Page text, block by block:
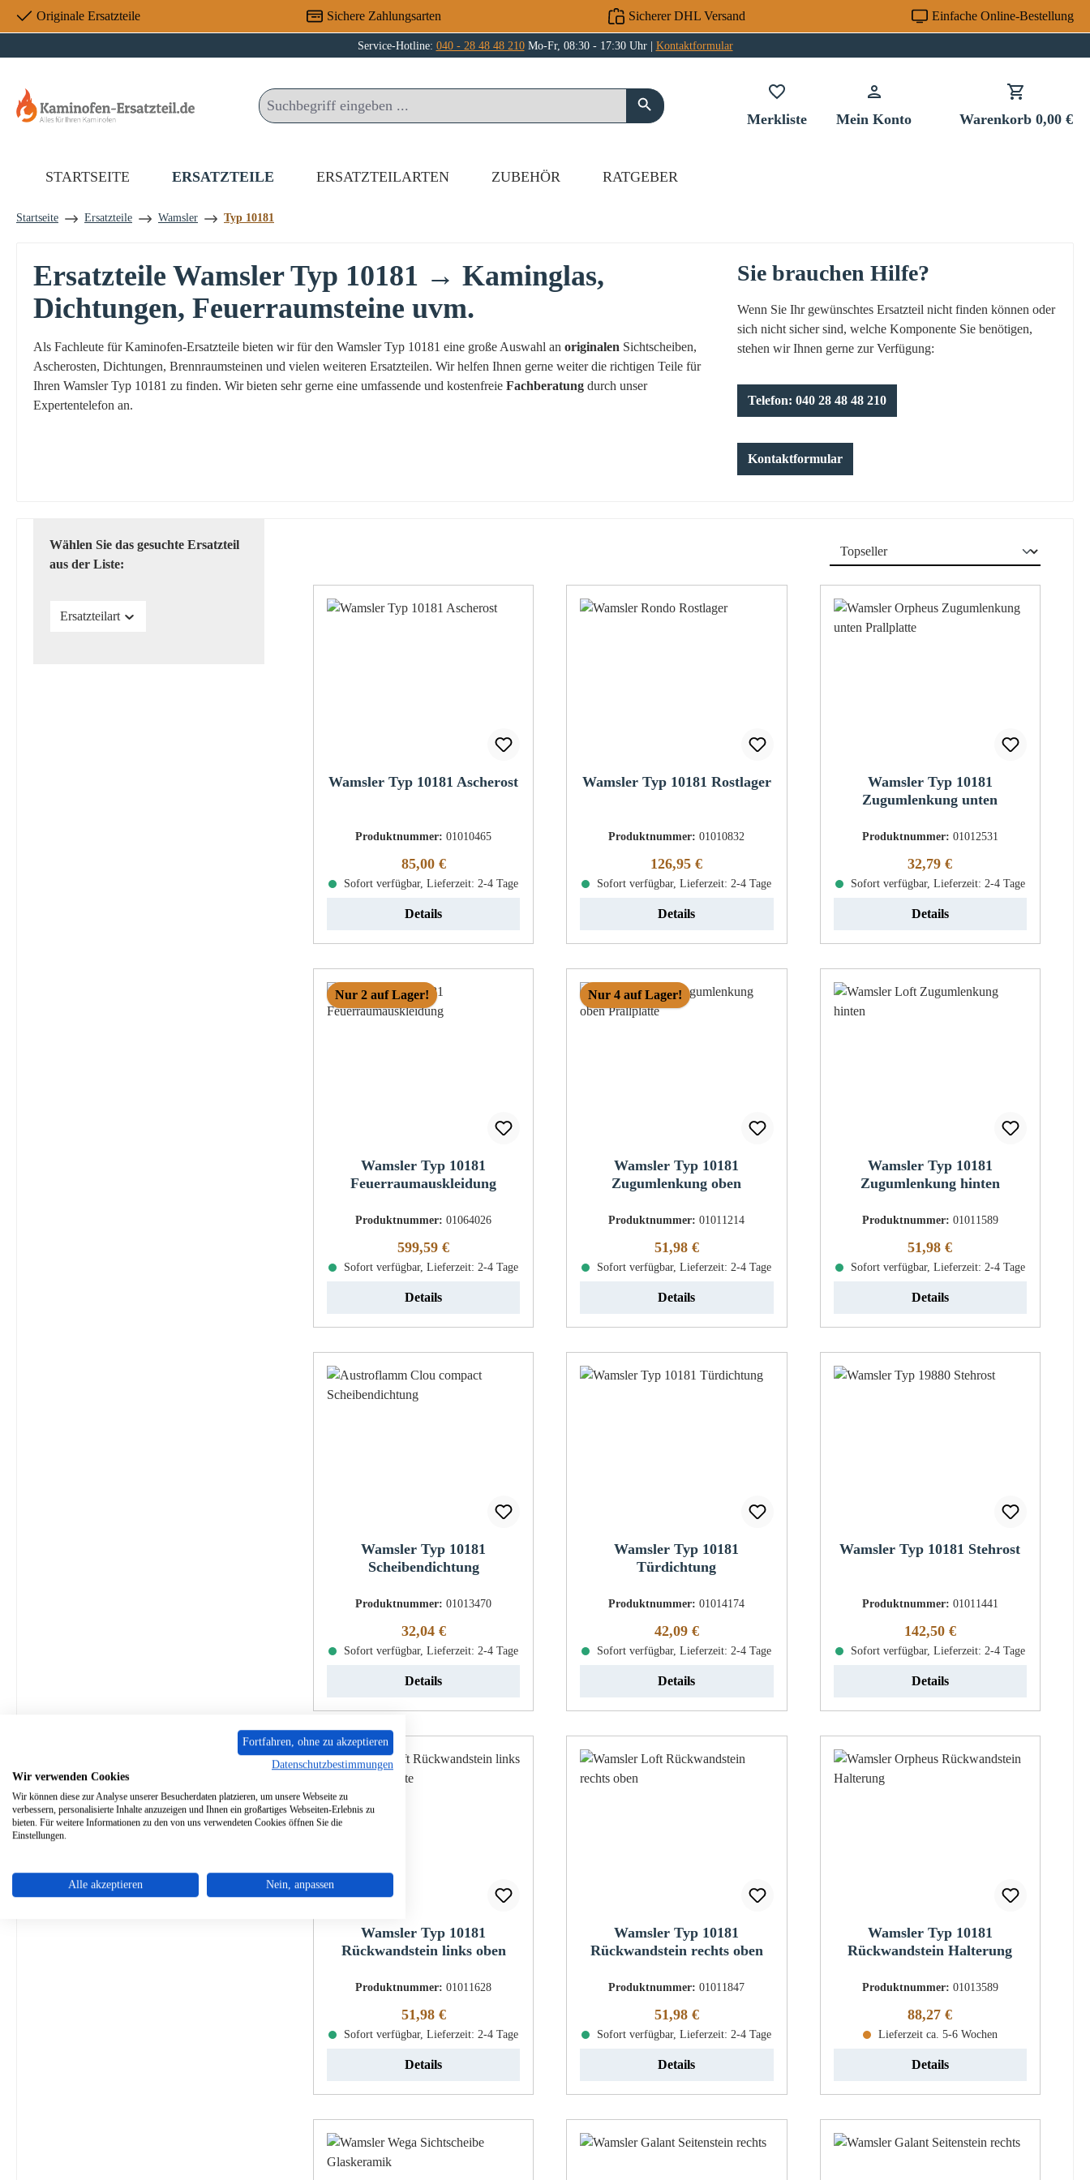
Hauptinhalt springen
Zur Suche springen
Zur Hauptnavigation springen
Originale Ersatzteile Sichere Zahlungsarten Sicherer DHL Versand Einfache Online-Bestellung
Service-Hotline: 040 - 28 48 48 210Mo-Fr, 08:30 - 17:30 Uhr | Kontaktformular
MerklisteDu hast 0 Produkte auf dem Merkzettel
Mein Konto Warenkorb 0,00 €
STARTSEITE ERSATZTEILE ERSATZTEILARTEN ZUBEHÖR RATGEBER
Startseite Ersatzteile Wamsler Typ 10181
Ersatzteile Wamsler Typ 10181 → Kaminglas,
Dichtungen, Feuerraumsteine uvm.
Als Fachleute für Kaminofen-Ersatzteile bieten wir für den Wamsler Typ 10181 eine große Auswahl an originalen Sichtscheiben,
Ascherosten, Dichtungen, Brennraumsteinen und vielen weiteren Ersatzteilen. Wir helfen Ihnen gerne weiter die richtigen Teile für
Ihren Wamsler Typ 10181 zu finden. Wir bieten sehr gerne eine umfassende und kostenfreie Fachberatung durch unser
Expertentelefon an.
Sie brauchen Hilfe?
Wenn Sie Ihr gewünschtes Ersatzteil nicht finden können oder
sich nicht sicher sind, welche Komponente Sie benötigen,
stehen wir Ihnen gerne zur Verfügung:
Telefon: 040 28 48 48 210
Kontaktformular
Wählen Sie das gesuchte Ersatzteil
aus der Liste:
Ersatzteilart
Wamsler Typ 10181 Ascherost
Produktnummer:01010465
Regulärer Preis:
85,00 €
Sofort verfügbar, Lieferzeit: 2-4 Tage
Details
Wamsler Typ 10181 Rostlager
Produktnummer:01010832
Regulärer Preis:
126,95 €
Sofort verfügbar, Lieferzeit: 2-4 Tage
Details
Wamsler Typ 10181
Zugumlenkung unten
Produktnummer: 01012531
Regulärer Preis:
32,79 €
Sofort verfügbar, Lieferzeit: 2-4 Tage
Details
Nur 2 auf Lager!
Wamsler Typ 10181
Feuerraumauskleidung
Produktnummer:01064026
Regulärer Preis:
599,59 €
Sofort verfügbar, Lieferzeit: 2-4 Tage
Details
Nur 4 auf Lager!
Wamsler Typ 10181
Zugumlenkung oben
Produktnummer:01011214
Regulärer Preis:
51,98 €
Sofort verfügbar, Lieferzeit: 2-4 Tage
Details
Wamsler Typ 10181
Zugumlenkung hinten
Produktnummer: 01011589
Regulärer Preis:
51,98 €
Sofort verfügbar, Lieferzeit: 2-4 Tage
Details
Wamsler Typ 10181
Scheibendichtung
Produktnummer:01013470
Regulärer Preis:
32,04 €
Sofort verfügbar, Lieferzeit: 2-4 Tage
Details
Wamsler Typ 10181
Türdichtung
Produktnummer:01014174
Regulärer Preis:
42,09 €
Sofort verfügbar, Lieferzeit: 2-4 Tage
Details
Wamsler Typ 10181 Stehrost
Produktnummer: 01011441
Regulärer Preis:
142,50 €
Sofort verfügbar, Lieferzeit: 2-4 Tage
Details
Wamsler Typ 10181
Rückwandstein links oben
Produktnummer:01011628
Regulärer Preis:
51,98 €
Sofort verfügbar, Lieferzeit: 2-4 Tage
Details
Wamsler Typ 10181
Rückwandstein rechts oben
Produktnummer:01011847
Regulärer Preis:
51,98 €
Sofort verfügbar, Lieferzeit: 2-4 Tage
Details
Wamsler Typ 10181
Rückwandstein Halterung
Produktnummer: 01013589
Regulärer Preis:
88,27 €
Lieferzeit ca. 5-6 Wochen
Details
Fortfahren, ohne zu akzeptieren
Datenschutzbestimmungen
Wir verwenden Cookies
Wir können diese zur Analyse unserer Besucherdaten platzieren, um unsere Webseite zu
verbessern, personalisierte Inhalte anzuzeigen und Ihnen ein großartiges Webseiten-Erlebnis zu
bieten. Für weitere Informationen zu den von uns verwendeten Cookies öffnen Sie die
Einstellungen.
Alle akzeptieren Nein, anpassen